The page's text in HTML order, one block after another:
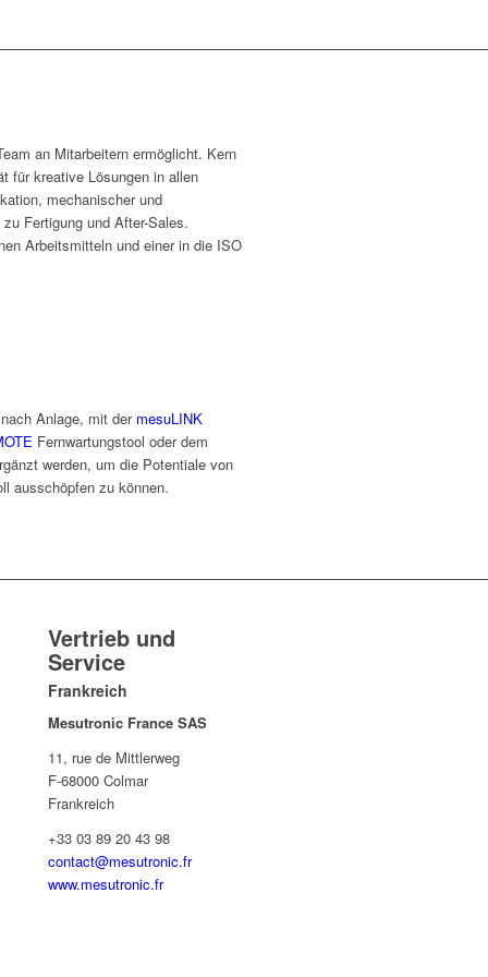
an Mitarbeitern ermöglicht. Kern
für kreative Lösungen in allen
mechanischer und
Fertigung und After-Sales.
Arbeitsmitteln und einer in die ISO
Anlage, mit der mesuLINK
Fernwartungstool oder dem
werden, um die Potentiale von
ausschöpfen zu können.
Vertrieb und
Service
Frankreich
Mesutronic France SAS
11, rue de Mittlerweg
F-68000 Colmar
Frankreich
+33 03 89 20 43 98
contact@mesutronic.fr
www.mesutronic.fr